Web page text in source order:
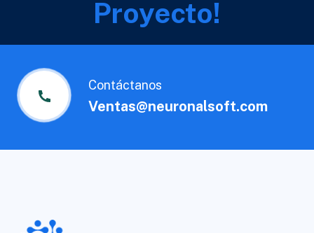
Proyecto!
Contáctanos
Ventas@neuronalsoft.com